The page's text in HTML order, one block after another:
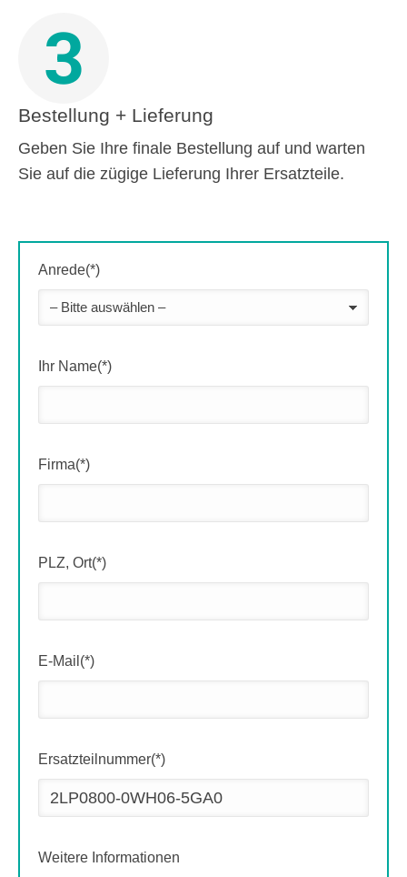
3
Bestellung + Lieferung
Geben Sie Ihre finale Bestellung auf und warten
Sie auf die zügige Lieferung Ihrer Ersatzteile.
Anrede(*)
Ihr Name(*)
Firma(*)
PLZ, Ort(*)
E-Mail(*)
Ersatzteilnummer(*)
Weitere Informationen